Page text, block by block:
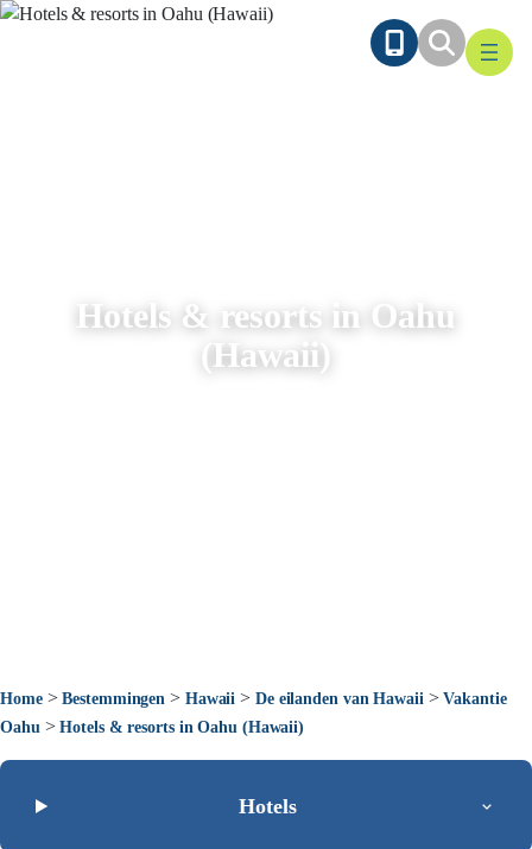
Ga
Hotels & resorts in Oahu
(Hawaii)
Home>Bestemmingen > Hawaii > De eilanden van Hawaii >Vakantie
Oahu >Hotels & resorts in Oahu (Hawaii)
Hotels